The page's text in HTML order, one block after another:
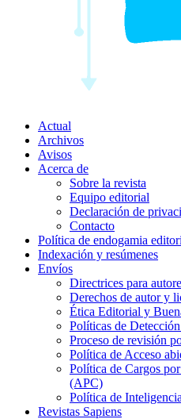
Actual
Archivos
Avisos
Acerca de
Sobre la revista
Equipo editorial
Declaración de
Contacto
Política de endogamia
Indexación y resúmenes
Envíos
Directrices para
Derechos de autor y
Ética Editorial y
Políticas de
Proceso de revisión
Política de Acceso
Política de Cargos
(APC)
Política de
Revistas Sapiens